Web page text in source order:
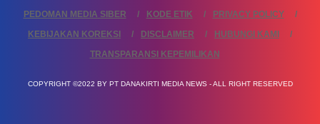
PEDOMAN MEDIA SIBER
KODE ETIK
PRIVACY POLICY
KEBIJAKAN KOREKSI
DISCLAIMER
HUBUNGI KAMI
TRANSPARANSI KEPEMILIKAN
COPYRIGHT ©2022 BY PT DANAKIRTI MEDIA NEWS - ALL RIGHT RESERVED